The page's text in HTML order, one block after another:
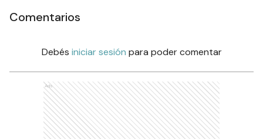
Comentarios
Debés iniciar sesión para poder comentar
Ads